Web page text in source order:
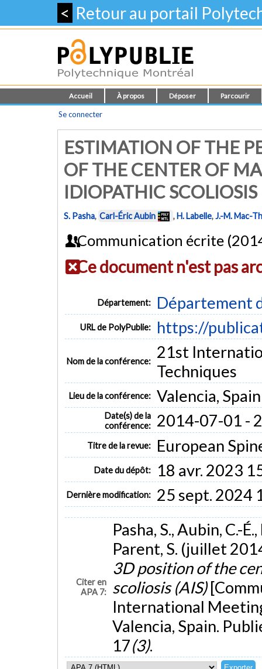
< Retour au portail
Accueil À propos Déposer Parcourir
Se connecter
ESTIMATION OF THE
OF THE CENTER OF
IDIOPATHIC SCOLIOSIS
S. Pasha, Carl-Éric Aubin ,H. Labelle,J.-M. Mac-
Communication écrite
Ce document n'est pas
Département: Département
URL de PolyPublie: https://
Nom de la conférence:
21st
Techniques
Lieu de la conférence: Valencia, Spain
Date(s) de la
conférence:
2014-07-01 -
Titre de la revue: European
Date du dépôt: 18 avr. 2023
Dernière modification: 25 sept. 2024
Citer en
APA 7:
Pasha, S., Aubin, C.-
Parent, S. (juillet
3D position of the
scoliosis (AIS)
International
Valencia, Spain.
17(3).